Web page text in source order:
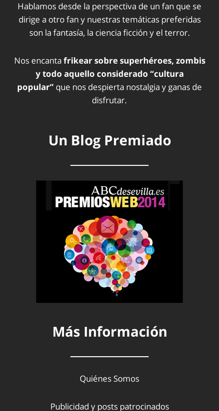
Hablamos desde la perspectiva de un fan que se
dirige a otro fan y nuestras temáticas preferidas
son la fantasía, la ciencia ficción y el terror.
Nos encanta frikear sobre superhéroes, zombis
y todo aquello considerado “cultura
popular” que nos despierta nostalgia y ganas de
disfrutar.
Un Blog Premiado
Más Información
Quiénes Somos
Publicidad y posts patrocinados